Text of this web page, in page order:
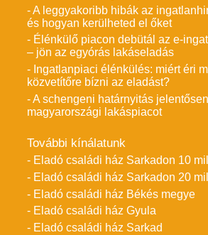
- A leggyakoribb hibák az
és hogyan kerülheted el őket
- Élénkülő piacon debütál az e-
– jön az egyórás lakáseladás
- Ingatlanpiaci élénkülés: miért éri
közvetítőre bízni az eladást?
- A schengeni határnyitás
magyarországi lakáspiacot
További kínálatunk
- Eladó családi ház Sarkadon 10
- Eladó családi ház Sarkadon 20
- Eladó családi ház Békés megye
- Eladó családi ház Gyula
- Eladó családi ház Sarkad